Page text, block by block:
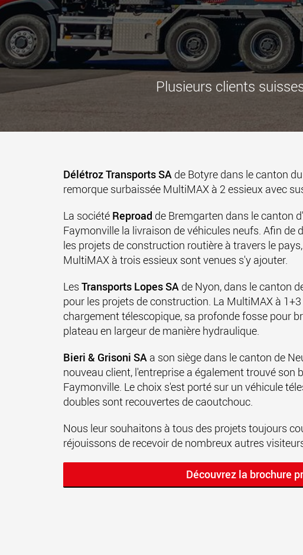
Plusieurs clients
Délétroz Transports SA de Botyre dans le canton
remorque surbaissée MultiMAX à 2 essieux avec
La société Reproad de Bremgarten dans le canton
Faymonville la livraison de véhicules neufs. Afin de
les projets de construction routière à travers le
MultiMAX à trois essieux sont venues s'y ajouter.
Les Transports Lopes SA de Nyon, dans le canton
pour les projets de construction. La MultiMAX à
chargement télescopique, sa profonde fosse pour
plateau en largeur de manière hydraulique.
Bieri & Grisoni SA a son siège dans le canton de
nouveau client, l'entreprise a également trouvé
Faymonville. Le choix s'est porté sur un véhicule
doubles sont recouvertes de caoutchouc.
Nous leur souhaitons à tous des projets toujours
réjouissons de recevoir de nombreux autres
Découvrez la brochure